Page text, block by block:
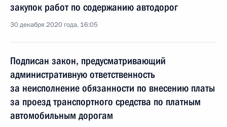
закупок работ по содержанию автодорог
30 декабря 2020 года, 16:05
Подписан закон, предусматривающий
административную ответственность
за неисполнение обязанности по внесению платы
за проезд транспортного средства по платным
автомобильным дорогам